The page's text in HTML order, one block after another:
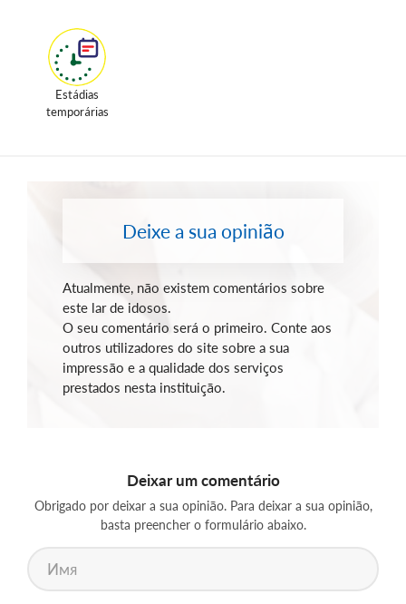
Estádias
temporárias
Deixe a sua opinião
Atualmente, não existem comentários sobre
este lar de idosos.
O seu comentário será o primeiro. Conte aos
outros utilizadores do site sobre a sua
impressão e a qualidade dos serviços
prestados nesta instituição.
Deixar um comentário
Obrigado por deixar a sua opinião. Para deixar a sua opinião,
basta preencher o formulário abaixo.